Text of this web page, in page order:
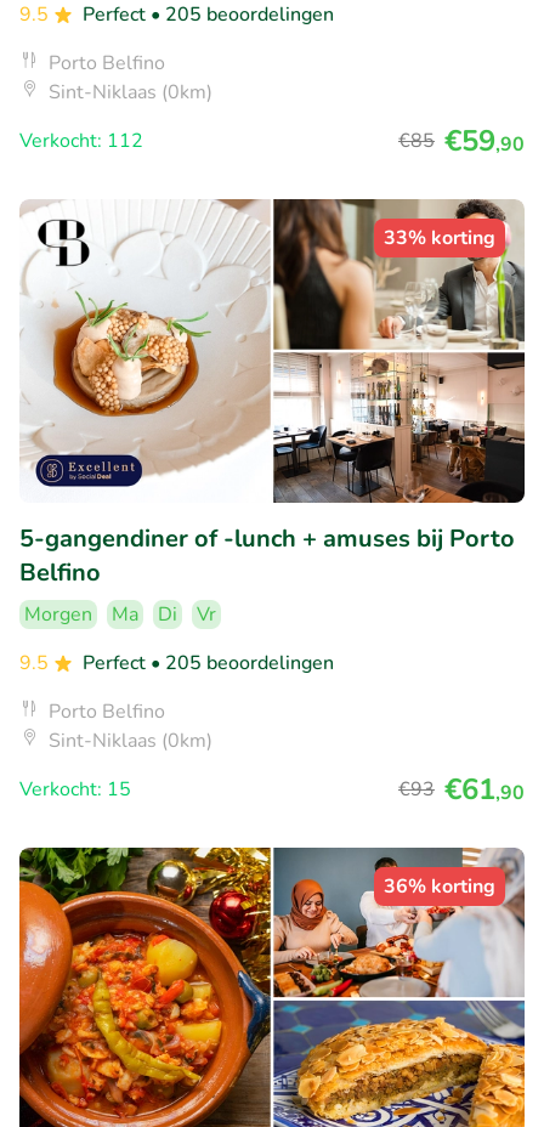
9.5
Perfect • 205 beoordelingen
Porto Belfino
Sint-Niklaas (0km)
Verkocht: 112
€85 €59,90
33% korting
5-gangendiner of -lunch + amuses bij Porto
Belfino
Morgen Ma Di
Vr
9.5
Perfect • 205 beoordelingen
Porto Belfino
Sint-Niklaas (0km)
Verkocht: 15
€93 €61,90
36% korting